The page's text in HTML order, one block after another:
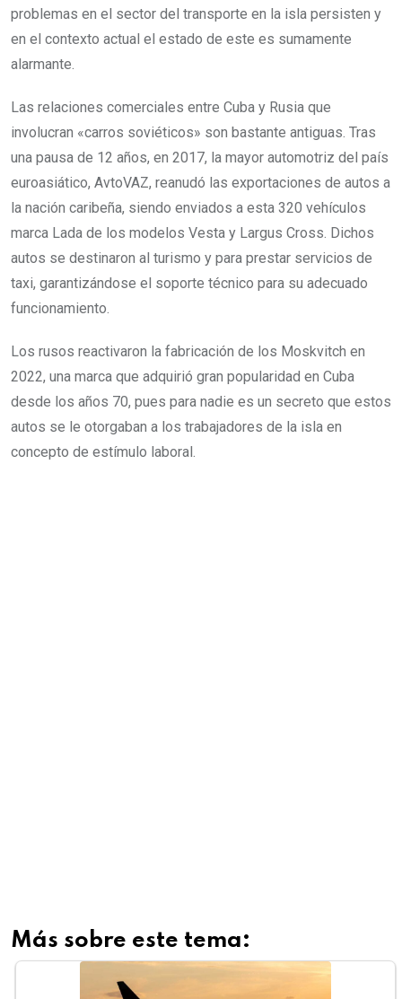
problemas en el sector del transporte en la isla persisten y
en el contexto actual el estado de este es sumamente
alarmante.
Las relaciones comerciales entre Cuba y Rusia que
involucran «carros soviéticos» son bastante antiguas. Tras
una pausa de 12 años, en 2017, la mayor automotriz del país
euroasiático, AvtoVAZ, reanudó las exportaciones de autos a
la nación caribeña, siendo enviados a esta 320 vehículos
marca Lada de los modelos Vesta y Largus Cross. Dichos
autos se destinaron al turismo y para prestar servicios de
taxi, garantizándose el soporte técnico para su adecuado
funcionamiento.
Los rusos reactivaron la fabricación de los Moskvitch en
2022, una marca que adquirió gran popularidad en Cuba
desde los años 70, pues para nadie es un secreto que estos
autos se le otorgaban a los trabajadores de la isla en
concepto de estímulo laboral.
Más sobre este tema: